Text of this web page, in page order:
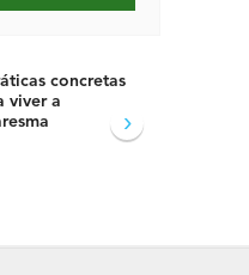
concretas
viver a
›